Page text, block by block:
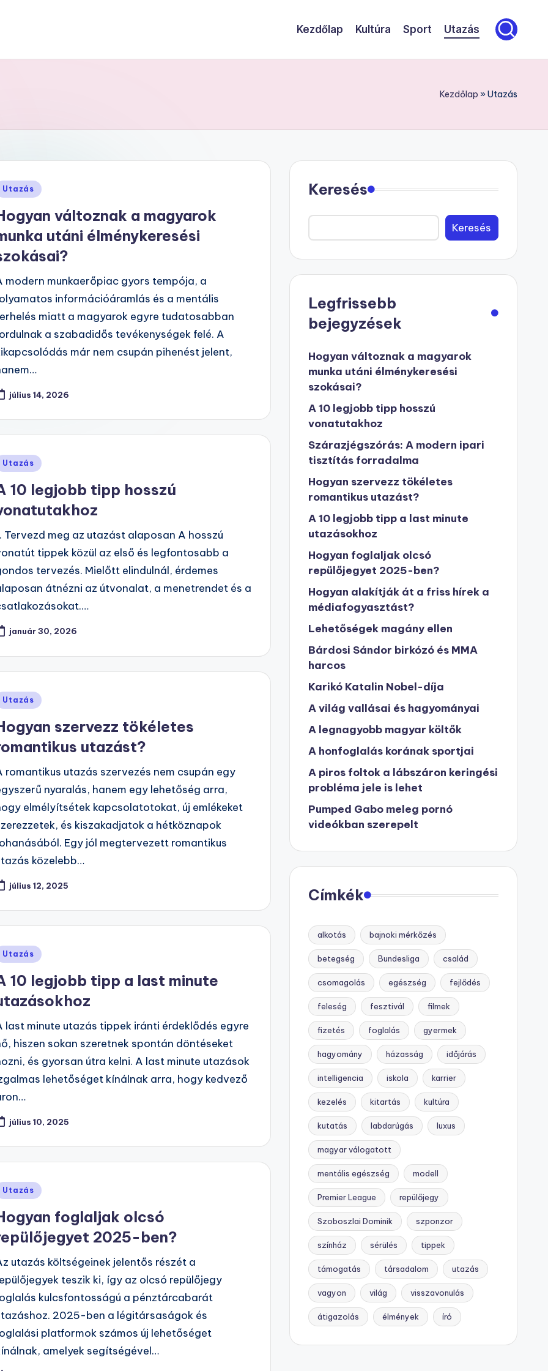
Kezdőlap Kultúra Sport Utazás
Kezdőlap »Utazás
Utazás
változnak a magyarok
utáni élménykeresési
modern munkaerőpiac gyors tempója, a
információáramlás és a mentális
miatt a magyarok egyre tudatosabban
a szabadidős tevékenységek felé. A
már nem csupán pihenést jelent,
július 14, 2026
Utazás
10 legjobb tipp hosszú
Tervezd meg az utazást alaposan A hosszú
tippek közül az első és legfontosabb a
tervezés. Mielőtt elindulnál, érdemes
átnézni az útvonalat, a menetrendet és a
január 30, 2026
Utazás
szervezz tökéletes
utazást?
romantikus utazás szervezés nem csupán egy
nyaralás, hanem egy lehetőség arra,
elmélyítsétek kapcsolatotokat, új emlékeket
és kiszakadjatok a hétköznapok
Egy jól megtervezett romantikus
közelebb…
július 12, 2025
Utazás
10 legjobb tipp a last minute
last minute utazás tippek iránti érdeklődés egyre
hiszen sokan szeretnek spontán döntéseket
és gyorsan útra kelni. A last minute utazások
lehetőséget kínálnak arra, hogy kedvező
július 10, 2025
Utazás
foglaljak olcsó
2025-ben?
utazás költségeinek jelentős részét a
teszik ki, így az olcsó repülőjegy
kulcsfontosságú a pénztárcabarát
2025-ben a légitársaságok és
platformok számos új lehetőséget
amelyek segítségével…
Keresés
Keresés
Legfrissebb
bejegyzések
Hogyan változnak a magyarok
munka utáni élménykeresési
szokásai?
A 10 legjobb tipp hosszú
vonatutakhoz
Szárazjégszórás: A modern ipari
tisztítás forradalma
Hogyan szervezz tökéletes
romantikus utazást?
A 10 legjobb tipp a last minute
utazásokhoz
Hogyan foglaljak olcsó
repülőjegyet 2025-ben?
Hogyan alakítják át a friss hírek a
médiafogyasztást?
Lehetőségek magány ellen
Bárdosi Sándor birkózó és MMA
harcos
Karikó Katalin Nobel-díja
A világ vallásai és hagyományai
A legnagyobb magyar költők
A honfoglalás korának sportjai
A piros foltok a lábszáron keringési
probléma jele is lehet
Pumped Gabo meleg pornó
videókban szerepelt
Címkék
alkotás bajnoki mérkőzés
betegség Bundesliga család
csomagolás egészség fejlődés
feleség fesztivál filmek
fizetés foglalás gyermek
hagyomány házasság időjárás
intelligencia iskola karrier
kezelés kitartás kultúra
kutatás labdarúgás luxus
magyar válogatott
mentális egészség modell
Premier League repülőjegy
Szoboszlai Dominik szponzor
színház sérülés tippek
támogatás társadalom utazás
vagyon világ visszavonulás
átigazolás élmények író